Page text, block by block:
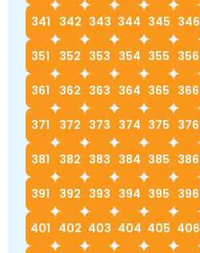
341 342 343 344 345 346
351 352 353 354 355 356
361 362 363 364 365 366
371 372 373 374 375 376
381 382 383 384 385 386
391 392 393 394 395 396
401 402 403 404 405 406